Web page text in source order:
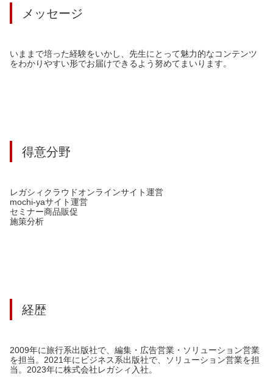
メッセージ
いままで培った経験をいかし、先生にとって魅力的なコンテンツ
をわかりやすい形でお届けできるよう努めてまいります。
得意分野
レガシィクラウドオンラインサイト運営
mochi-yaサイト運営
セミナー商品販促
施策分析
経歴
2009年に旅行系出版社で、編集・広告営業・ソリューション営業
を担当。2021年にビジネス系出版社で、ソリューション営業を担
当。2023年に株式会社レガシィ入社。